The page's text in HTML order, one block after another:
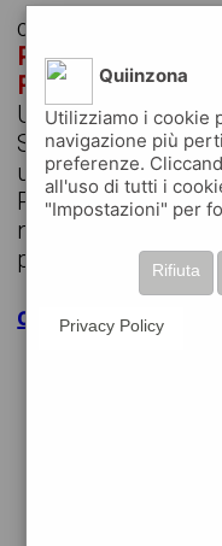
cerchiamo
ROBOTIZZATA
UN/UNA
SALDATURA
ubicata presso la
Per importante e
metalmeccanico,
programmatore
clicca per maggiori
Quiinzona
Utilizziamo i cookie
navigazione più
preferenze.
all'uso di tutti i
"Impostazioni" per
Rifiuta
Privacy Policy